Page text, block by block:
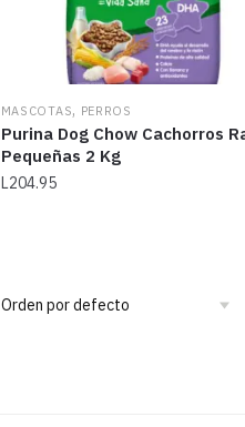
MASCOTAS, PERROS
Purina Dog Chow Cachorros
Pequeñas 2 Kg
L204.95